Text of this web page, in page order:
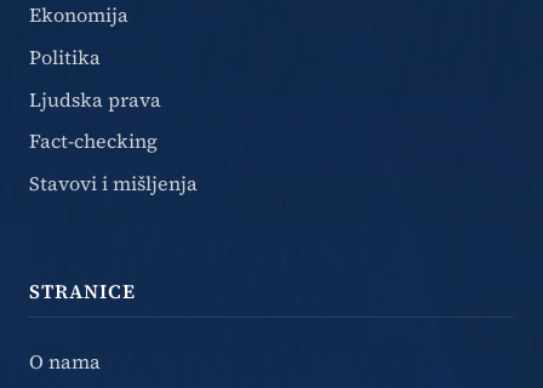
Ekonomija
Politika
Ljudska prava
Fact-checking
Stavovi i mišljenja
STRANICE
O nama